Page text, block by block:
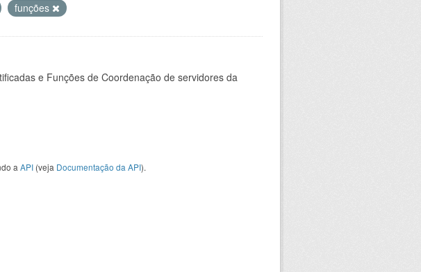
funções
e Funções de Coordenação de servidores da
a API (veja Documentação da API).